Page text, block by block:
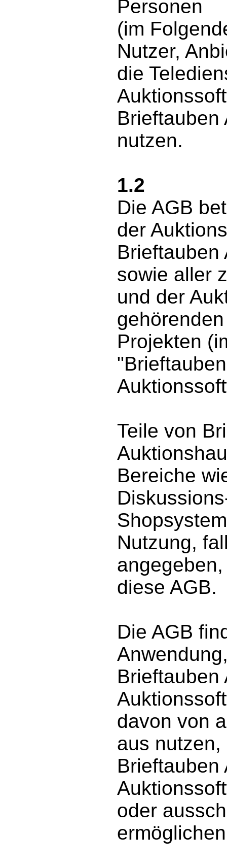
Personen
(im
Nutzer,
die
Brieftauben
nutzen.
1.2
Die AGB
der
Brieftauben
sowie aller
und der
Projekten
Teile von
Bereiche
Nutzung,
diese AGB.
Die AGB
Brieftauben
davon von
aus
Brieftauben
oder